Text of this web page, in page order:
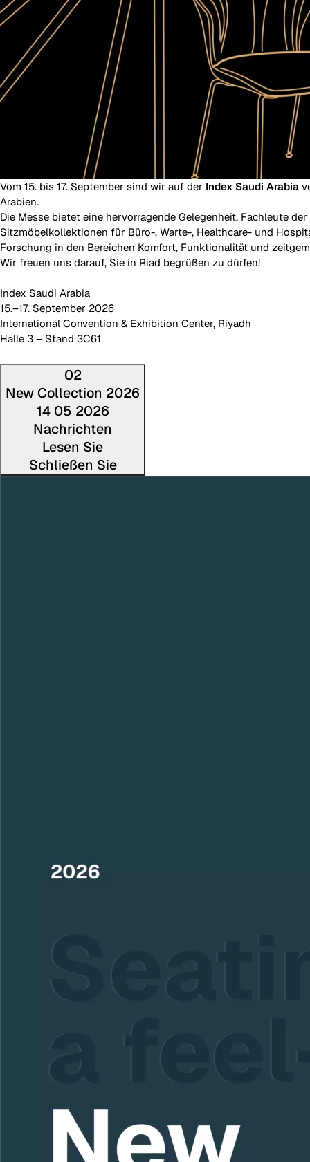
Vom 15. bis 17. September sind wir auf der Index Saudi Arabia
Arabien.
Die Messe bietet eine hervorragende Gelegenheit, Fachleute
Sitzmöbelkollektionen für Büro-, Warte-, Healthcare- und
Forschung in den Bereichen Komfort, Funktionalität und
Wir freuen uns darauf, Sie in Riad begrüßen zu dürfen!
Index Saudi Arabia
15.–17. September 2026
International Convention & Exhibition Center, Riyadh
Halle 3 – Stand 3C61
02
New Collection 2026
14 05 2026
Nachrichten
Lesen Sie
Schließen SieDen